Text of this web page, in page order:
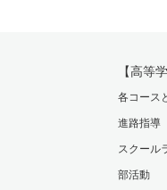
【高等
各コース
進路指導
スクール
部活動